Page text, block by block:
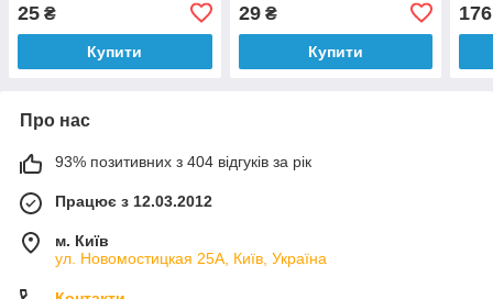
25 ₴
Купити
29₴
Купити
176
Про нас
93% позитивних з 404 відгуків за рік
Працює з 12.03.2012
м. Київ
ул. Новомостицкая 25А, Київ, Україна